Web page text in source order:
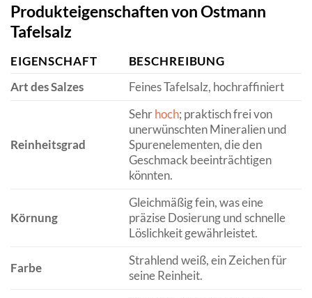
Produkteigenschaften von Ostmann
Tafelsalz
EIGENSCHAFT
BESCHREIBUNG
Art des Salzes
Feines Tafelsalz, hochraffiniert
Reinheitsgrad
Sehrhoch; praktisch frei von
unerwünschten Mineralien und
Spurenelementen, die den
Geschmack beeinträchtigen
könnten.
Körnung
Gleichmäßig fein, was eine
präzise Dosierung und schnelle
Löslichkeit gewährleistet.
Farbe
Strahlend weiß, ein Zeichen für
seine Reinheit.